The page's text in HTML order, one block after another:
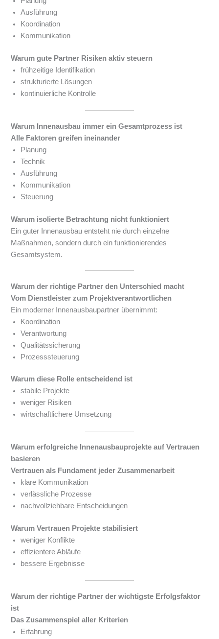
Ausführung
Koordination
Kommunikation
Warum gute Partner Risiken aktiv steuern
frühzeitige Identifikation
strukturierte Lösungen
kontinuierliche Kontrolle
Warum Innenausbau immer ein Gesamtprozess ist
Alle Faktoren greifen ineinander
Planung
Technik
Ausführung
Kommunikation
Steuerung
Warum isolierte Betrachtung nicht funktioniert
Ein guter Innenausbau entsteht nie durch einzelne
Maßnahmen, sondern durch ein funktionierendes
Gesamtsystem.
Warum der richtige Partner den Unterschied macht
Vom Dienstleister zum Projektverantwortlichen
Ein moderner Innenausbaupartner übernimmt:
Koordination
Verantwortung
Qualitätssicherung
Prozesssteuerung
Warum diese Rolle entscheidend ist
stabile Projekte
weniger Risiken
wirtschaftlichere Umsetzung
Warum erfolgreiche Innenausbauprojekte auf Vertrauen
basieren
Vertrauen als Fundament jeder Zusammenarbeit
klare Kommunikation
verlässliche Prozesse
nachvollziehbare Entscheidungen
Warum Vertrauen Projekte stabilisiert
weniger Konflikte
effizientere Abläufe
bessere Ergebnisse
Warum der richtige Partner der wichtigste Erfolgsfaktor
ist
Das Zusammenspiel aller Kriterien
Erfahrung